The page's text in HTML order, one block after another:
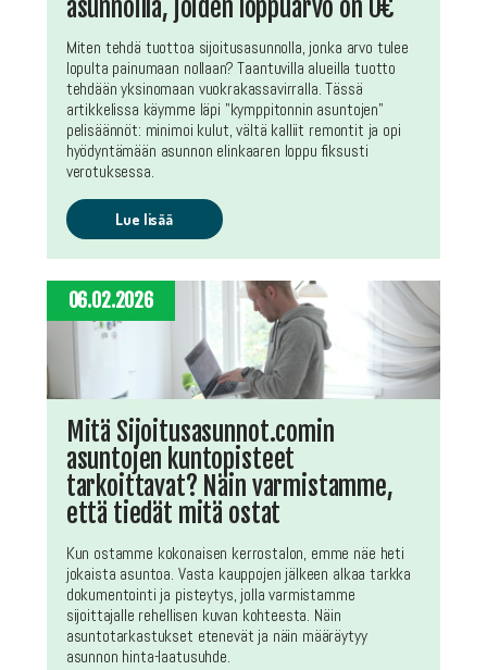
asunnoilla, joiden loppuarvo on 0€
Miten tehdä tuottoa sijoitusasunnolla, jonka arvo tulee
lopulta painumaan nollaan? Taantuvilla alueilla tuotto
tehdään yksinomaan vuokrakassavirralla. Tässä
artikkelissa käymme läpi "kymppitonnin asuntojen"
pelisäännöt: minimoi kulut, vältä kalliit remontit ja opi
hyödyntämään asunnon elinkaaren loppu fiksusti
verotuksessa.
Lue lisää
06.02.2026
Mitä Sijoitusasunnot.comin
asuntojen kuntopisteet
tarkoittavat? Näin varmistamme,
että tiedät mitä ostat
Kun ostamme kokonaisen kerrostalon, emme näe heti
jokaista asuntoa. Vasta kauppojen jälkeen alkaa tarkka
dokumentointi ja pisteytys, jolla varmistamme
sijoittajalle rehellisen kuvan kohteesta. Näin
asuntotarkastukset etenevät ja näin määräytyy
asunnon hinta-laatusuhde.